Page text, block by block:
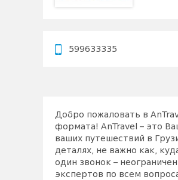
599633335
Добро пожаловать в
формата! AnTravel – это
ваших путешествий в
деталях, не важно как,
один звонок –
экспертов по всем